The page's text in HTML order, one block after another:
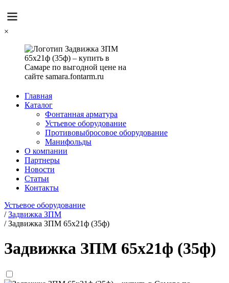
×
Главная
Каталог
Фонтанная арматура
Устьевое оборудование
Противовыбросовое оборудование
Манифольды
О компании
Партнеры
Новости
Статьи
Контакты
Устьевое оборудование
/Задвижка ЗПМ
/Задвижка ЗПМ 65х21ф (35ф)
Задвижка ЗПМ 65х21ф (35ф)